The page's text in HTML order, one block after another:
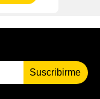
Suscribirme